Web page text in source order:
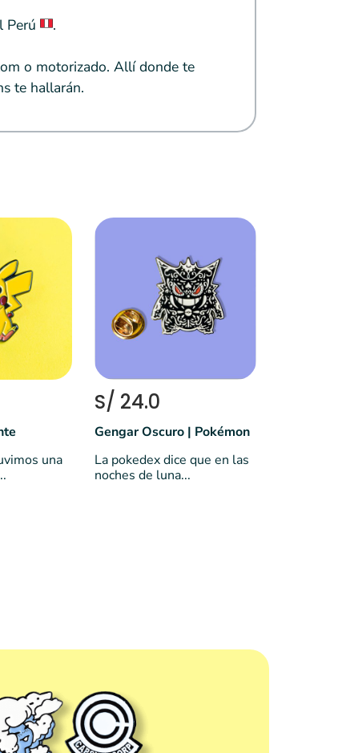
Perú
.
o motorizado. Allí donde te
te hallarán.
una
S/ 24.0
Gengar Oscuro | Pokémon
La pokedex dice que en las
noches de luna...